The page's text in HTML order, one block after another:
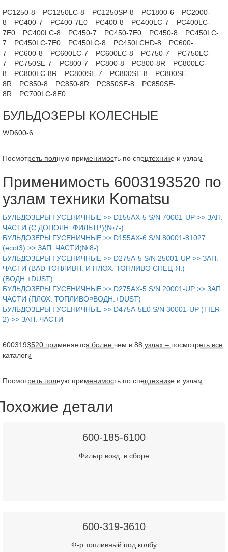
PC1250-8 PC1250LC-8 PC1250SP-8 PC1800-6
PC2000-
8
PC400-7 PC400-7E0 PC400-8 PC400LC-7
PC400LC-
7E0
PC400LC-8 PC450-7 PC450-7E0 PC450-8
PC450LC-
7
PC450LC-7E0 PC450LC-8 PC450LCHD-8
PC600-
7
PC600-8 PC600LC-7 PC600LC-8 PC750-7
PC750LC-
7
PC750SE-7 PC800-7 PC800-8 PC800-8R
PC800LC-
8
PC800LC-8R PC800SE-7 PC800SE-8
PC800SE-
8R
PC850-8 PC850-8R PC850SE-8
PC850SE-
8R
PC700LC-8E0
БУЛЬДОЗЕРЫ КОЛЕСНЫЕ
WD600-6
Посмотреть полную применимость по спецтехнике и узлам
Применимость 6003193520 по
узлам техники Komatsu
БУЛЬДОЗЕРЫ ГУСЕНИЧНЫЕ >> D155AX-5 S/N 70001-UP >> ЗАП.
ЧАСТИ (С ДОПОЛН. ФИЛЬТР.)(№7-)
БУЛЬДОЗЕРЫ ГУСЕНИЧНЫЕ >> D155AX-6 S/N 80001-81027
(ecot3) >> ЗАП. ЧАСТИ(№8-)
БУЛЬДОЗЕРЫ ГУСЕНИЧНЫЕ >> D275A-5 S/N 25001-UP >> ЗАП.
ЧАСТИ (BAD ТОПЛИВН. И ПЛОХ. ТОПЛИВО СПЕЦ-Я.)
(ВОДН.+DUST)
БУЛЬДОЗЕРЫ ГУСЕНИЧНЫЕ >> D275AX-5 S/N 20001-UP >> ЗАП.
ЧАСТИ (ПЛОХ. ТОПЛИВО¤ВОДН.+DUST)
БУЛЬДОЗЕРЫ ГУСЕНИЧНЫЕ >> D475A-5E0 S/N 30001-UP (TIER
2) >> ЗАП. ЧАСТИ
6003193520 применяется более чем в 88 узлах – посмотреть все
каталоги
Посмотреть полную применимость по спецтехнике и узлам
детали
600-185-6100
Фильтр возд. в сборе
600-319-3610
Ф-р топливный под колбу